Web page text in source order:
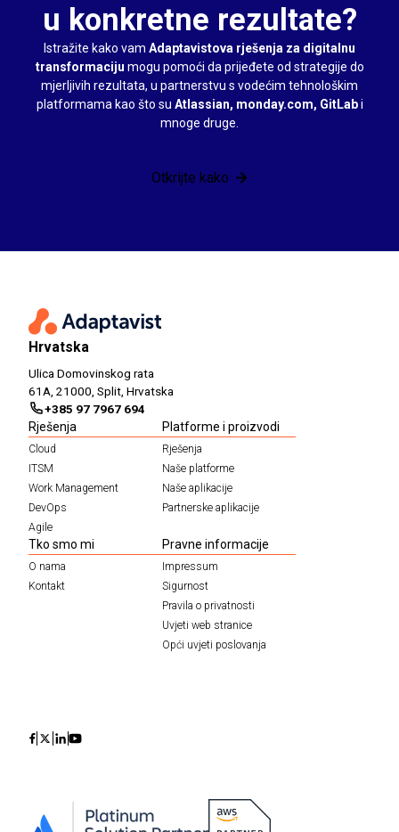
u konkretne rezultate?
Istražite kako vam Adaptavistova rješenja za digitalnu
transformaciju mogu pomoći da prijeđete od strategije do
mjerljivih rezultata, u partnerstvu s vodećim tehnološkim
platformama kao što su Atlassian, monday.com, GitLabi
mnoge druge.
Otkrijte kako
Hrvatska
Ulica Domovinskog rata
61A, 21000, Split, Hrvatska
+385 97 7967 694
Rješenja
Cloud
ITSM
Work Management
DevOps
Agile
Platforme i proizvodi
Rješenja
Naše platforme
Naše aplikacije
Partnerske aplikacije
Tko smo mi
O nama
Kontakt
Pravne informacije
Impressum
Sigurnost
Pravila o privatnosti
Uvjeti web stranice
Opći uvjeti poslovanja
IconIconIconIcon